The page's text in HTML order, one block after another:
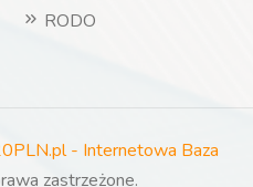
RODO
- Internetowa Baza
zastrzeżone.